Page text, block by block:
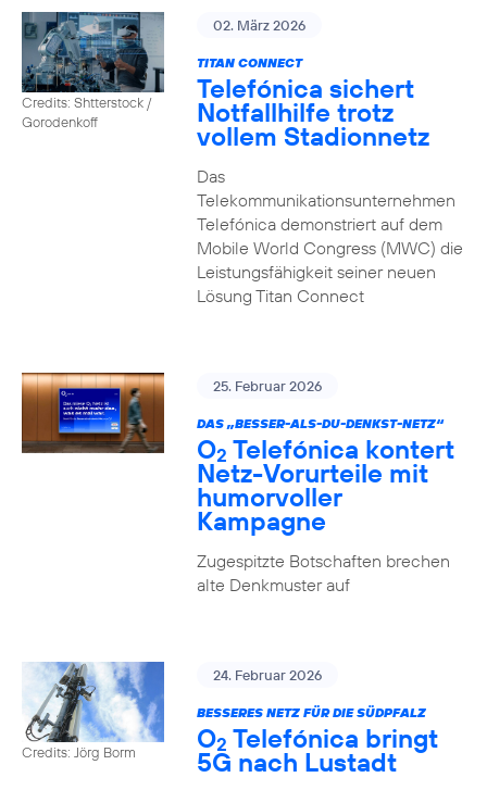
Credits: Shtterstock /
Gorodenkoff
02. März 2026
TITAN CONNECT
Telefónica sichert
Notfallhilfe trotz
vollem Stadionnetz
Das
Telekommunikationsunternehmen
Telefónica demonstriert auf dem
Mobile World Congress (MWC) die
Leistungsfähigkeit seiner neuen
Lösung Titan Connect
25. Februar 2026
DAS „BESSER-ALS-DU-DENKST-NETZ“
O2 Telefónica kontert
Netz-Vorurteile mit
humorvoller
Kampagne
Zugespitzte Botschaften brechen
alte Denkmuster auf
Credits: Jörg Borm
24. Februar 2026
BESSERES NETZ FÜR DIE SÜDPFALZ
O2 Telefónica bringt
5G nach Lustadt